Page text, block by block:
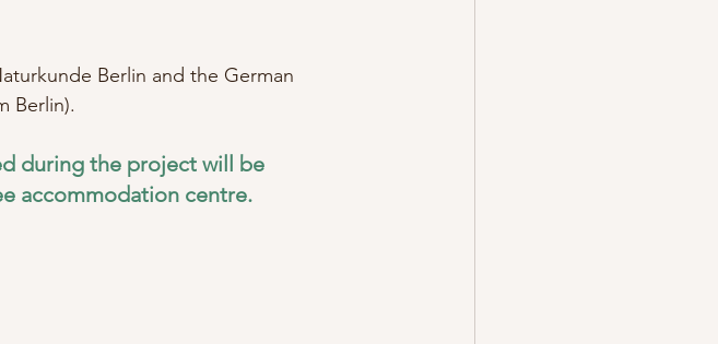
Berlin and the German
Berlin).
during the project will be
accommodation centre.